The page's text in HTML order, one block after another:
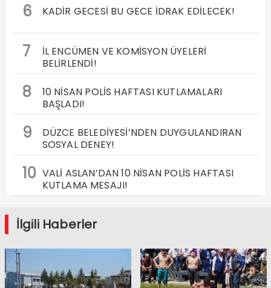
6 KADİR GECESİ BU GECE İDRAK EDİLECEK!
7
İL ENCÜMEN VE KOMİSYON ÜYELERİ
BELİRLENDİ!
8
10 NİSAN POLİS HAFTASI KUTLAMALARI
BAŞLADI!
9
DÜZCE BELEDİYESİ’NDEN DUYGULANDIRAN
SOSYAL DENEY!
10 VALİ ASLAN’DAN 10 NİSAN POLİS HAFTASI
KUTLAMA MESAJI!
İlgili Haberler